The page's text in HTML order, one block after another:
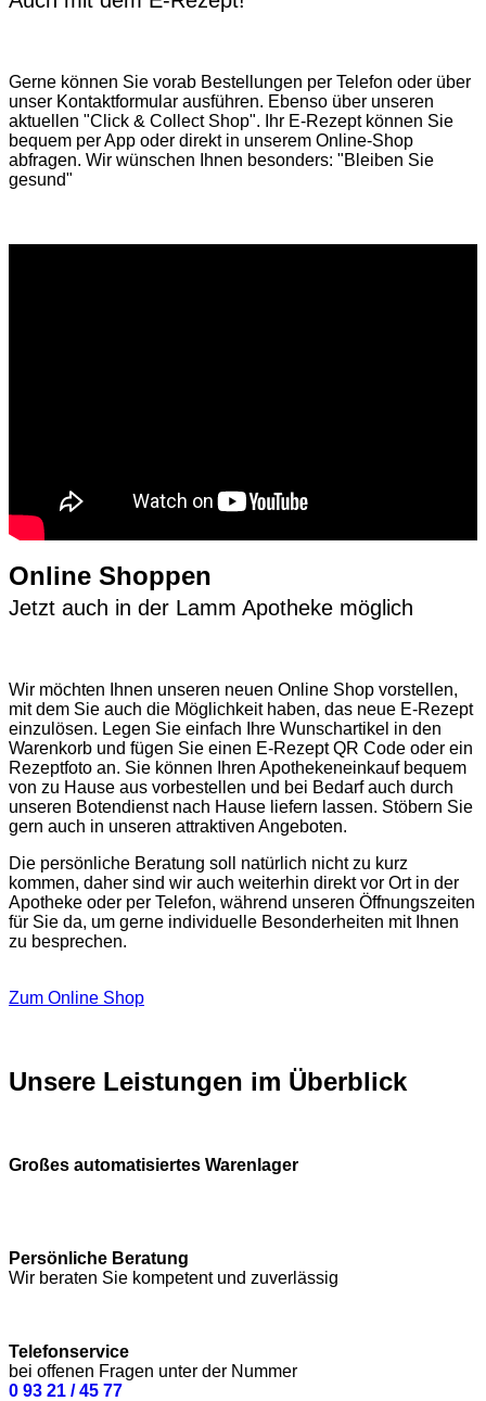
Gerne können Sie vorab Bestellungen per Telefon oder über
unser Kontaktformular ausführen. Ebenso über unseren
aktuellen "Click & Collect Shop". Ihr E-Rezept können Sie
bequem per App oder direkt in unserem Online-Shop
abfragen. Wir wünschen Ihnen besonders: "Bleiben Sie
gesund"
Online Shoppen
Jetzt auch in der Lamm Apotheke möglich
Wir möchten Ihnen unseren neuen Online Shop vorstellen,
mit dem Sie auch die Möglichkeit haben, das neue E-Rezept
einzulösen. Legen Sie einfach Ihre Wunschartikel in den
Warenkorb und fügen Sie einen E-Rezept QR Code oder ein
Rezeptfoto an. Sie können Ihren Apothekeneinkauf bequem
von zu Hause aus vorbestellen und bei Bedarf auch durch
unseren Botendienst nach Hause liefern lassen. Stöbern Sie
gern auch in unseren attraktiven Angeboten.
Die persönliche Beratung soll natürlich nicht zu kurz
kommen, daher sind wir auch weiterhin direkt vor Ort in der
Apotheke oder per Telefon, während unseren Öffnungszeiten
für Sie da, um gerne individuelle Besonderheiten mit Ihnen
zu besprechen.
Zum Online Shop
Unsere Leistungen im Überblick
Großes automatisiertes Warenlager
Persönliche Beratung
Wir beraten Sie kompetent und zuverlässig
Telefonservice
bei offenen Fragen unter der Nummer
0 93 21 / 45 77